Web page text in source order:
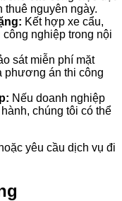
thuê nguyên ngày.
Kết hợp xe cẩu,
nghiệp trong nội
sát miễn phí mặt
phương án thi công
Nếu doanh nghiệp
chúng tôi có thể
yêu cầu dịch vụ đi